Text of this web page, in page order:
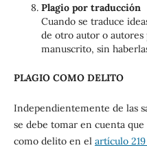
Plagio por traducción
Cuando se traduce
de otro autor o
manuscrito, sin
PLAGIO COMO DELITO
Independientemente de las
se debe tomar en cuenta
como delito en el artículo